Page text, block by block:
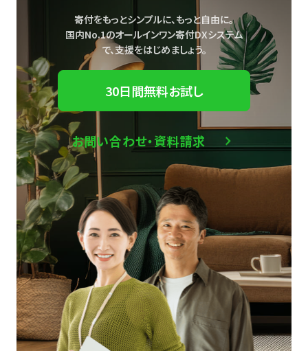
寄付をもっとシンプルに、もっと自由に。
国内No.1のオールインワン寄付DXシステム
で、支援をはじめましょう。
30日間無料お試し
お問い合わせ・資料請求